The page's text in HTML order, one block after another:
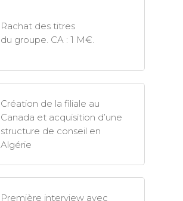
Rachat des titres
du groupe. CA : 1 M€.
Création de la filiale au
Canada et acquisition d’une
structure de conseil en
Algérie
Première interview avec